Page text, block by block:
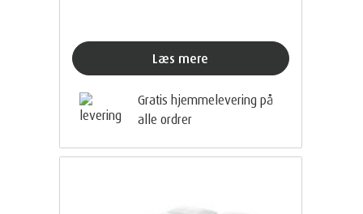
Læs mere
Gratis hjemmelevering på
alle ordrer